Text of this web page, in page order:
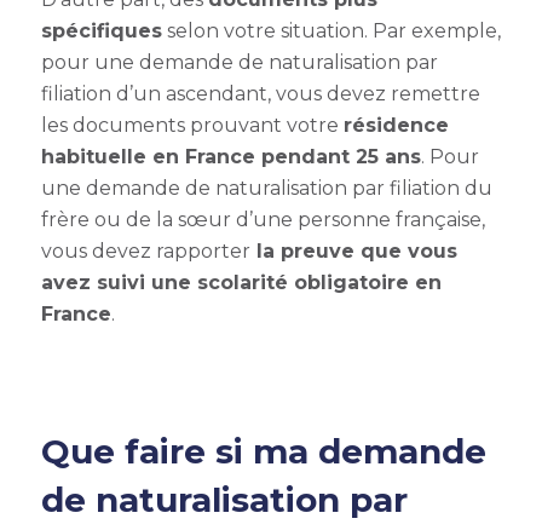
spécifiquesselon votre situation. Par exemple,
pour une demande de naturalisation par
filiation d’un ascendant, vous devez remettre
les documents prouvant votre résidence
habituelle en France pendant 25 ans. Pour
une demande de naturalisation par filiation du
frère ou de la sœur d’une personne française,
vous devez rapporter la preuve que vous
avez suivi une scolarité obligatoire en
France.
Que faire si ma demande
de naturalisation par